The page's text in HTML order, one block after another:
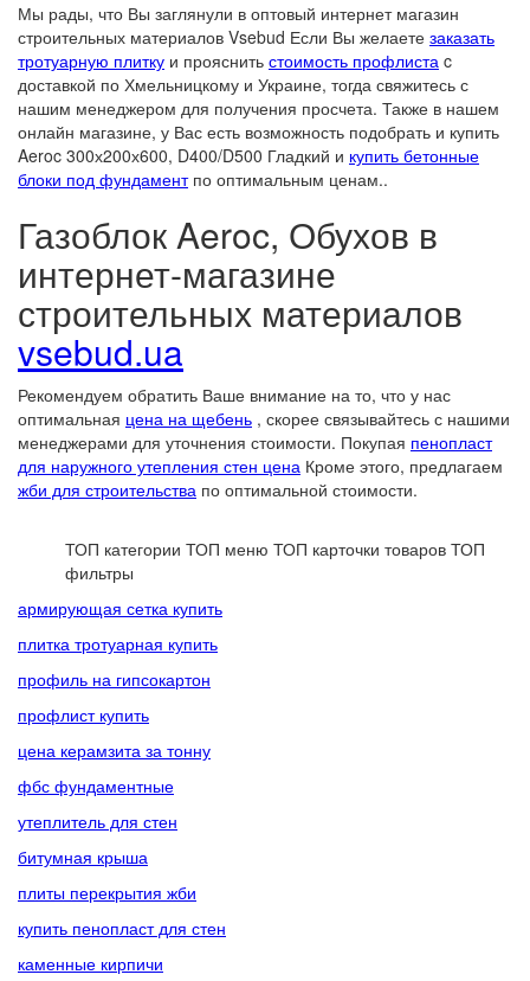
Мы рады, что Вы заглянули в оптовый интернет магазин
строительных материалов Vsebud Если Вы желаете заказать
тротуарную плитку и прояснить стоимость профлиста c
доставкой по Хмельницкому и Украине, тогда свяжитесь с
нашим менеджером для получения просчета. Также в нашем
онлайн магазине, у Вас есть возможность подобрать и купить
Aeroc 300х200х600, D400/D500 Гладкий и купить бетонные
блоки под фундаментпо оптимальным ценам..
Газоблок Aeroc, Обухов в
интернет-магазине
строительных материалов
vsebud.ua
Рекомендуем обратить Ваше внимание на то, что у нас
оптимальная цена на щебень , скорее связывайтесь с нашими
менеджерами для уточнения стоимости. Покупая пенопласт
для наружного утепления стен цена Кроме этого, предлагаем
жби для строительства по оптимальной стоимости.
ТОП категории ТОП меню ТОП карточки товаров ТОП
фильтры
армирующая сетка купить
плитка тротуарная купить
профиль на гипсокартон
профлист купить
цена керамзита за тонну
фбс фундаментные
утеплитель для стен
битумная крыша
плиты перекрытия жби
купить пенопласт для стен
каменные кирпичи